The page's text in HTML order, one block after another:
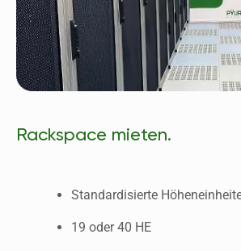
Rackspace mieten.
Standardisierte
19 oder 40 HE